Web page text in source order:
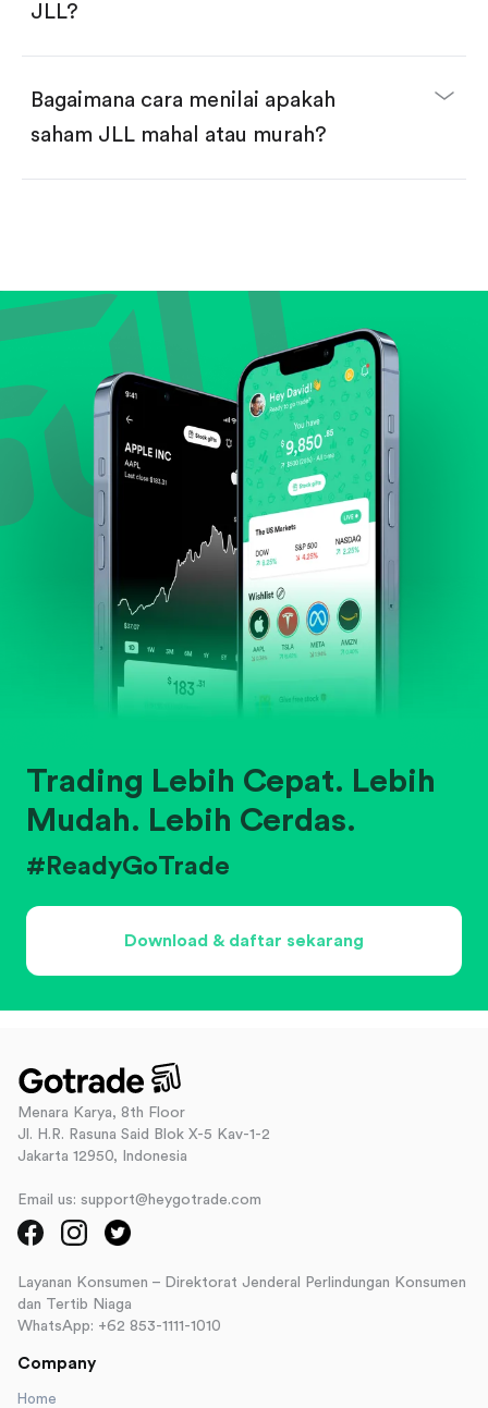
JLL?
Bagaimana cara menilai apakah
saham JLL mahal atau murah?
Lihat pertumbuhan pendapatan & laba.
Cek margin dan arus kas.
Evaluasi prospek bisnis dan posisi perusahaan di
industrinya.
Trading Lebih Cepat. Lebih
Mudah. Lebih Cerdas.
#ReadyGoTrade
Download & daftar sekarang
Menara Karya, 8th Floor
Jl. H.R. Rasuna Said Blok X-5 Kav-1-2
Jakarta 12950, Indonesia
Email us: support@heygotrade.com
Layanan Konsumen – Direktorat Jenderal Perlindungan Konsumen
dan Tertib Niaga
WhatsApp: +62 853-1111-1010
Company
Home